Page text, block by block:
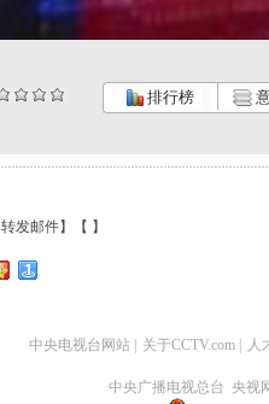
排行榜
转发邮件】【 】
中央电视台网站 关于CCTV.com 人
中央广播电视总台 央视